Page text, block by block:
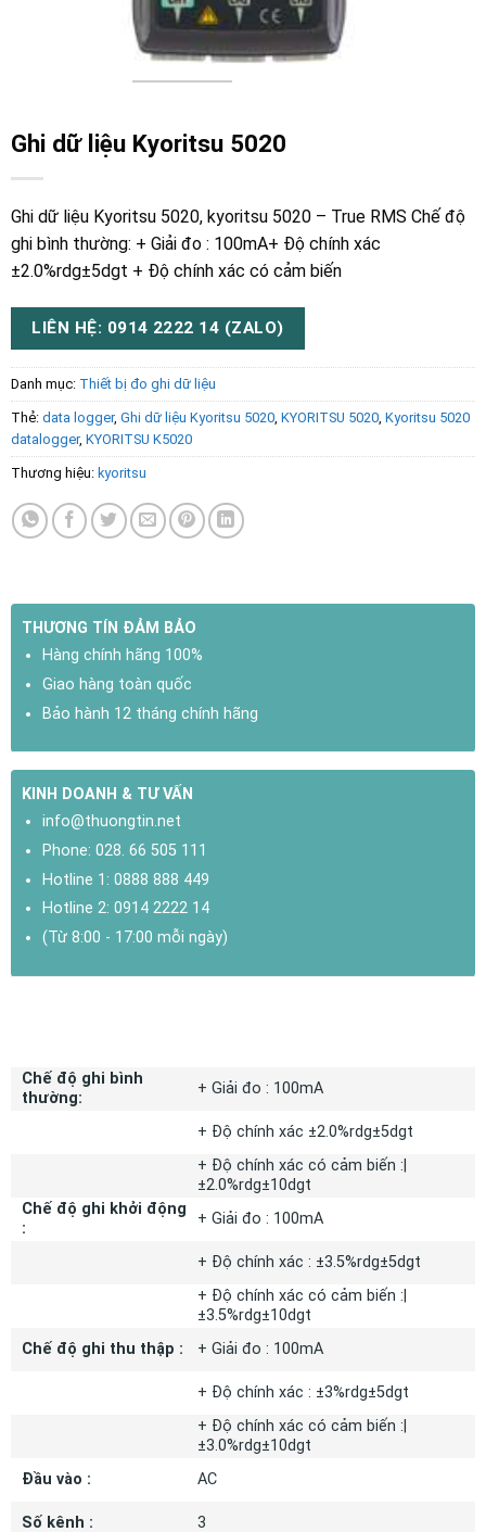
Ghi dữ liệu Kyoritsu 5020
Ghi dữ liệu Kyoritsu 5020, kyoritsu 5020 – True RMS Chế độ
ghi bình thường: + Giải đo : 100mA+ Độ chính xác
±2.0%rdg±5dgt + Độ chính xác có cảm biến
LIÊN HỆ: 0914 2222 14 (ZALO)
Danh mục: Thiết bị đo ghi dữ liệu
Thẻ: data logger, Ghi dữ liệu Kyoritsu 5020, KYORITSU 5020, Kyoritsu 5020
datalogger, KYORITSU K5020
Thương hiệu: kyoritsu
THƯƠNG TÍN ĐẢM BẢO
Hàng chính hãng 100%
Giao hàng toàn quốc
Bảo hành 12 tháng chính hãng
KINH DOANH & TƯ VẤN
info@thuongtin.net
Phone: 028. 66 505 111
Hotline 1: 0888 888 449
Hotline 2: 0914 2222 14
(Từ 8:00 - 17:00 mỗi ngày)
Chế độ ghi bình
thường:
+ Giải đo : 100mA
+ Độ chính xác ±2.0%rdg±5dgt
+ Độ chính xác có cảm biến :|
±2.0%rdg±10dgt
Chế độ ghi khởi động
:
+ Giải đo : 100mA
+ Độ chính xác : ±3.5%rdg±5dgt
+ Độ chính xác có cảm biến :|
±3.5%rdg±10dgt
Chế độ ghi thu thập :
+ Giải đo : 100mA
+ Độ chính xác : ±3%rdg±5dgt
+ Độ chính xác có cảm biến :|
±3.0%rdg±10dgt
Đầu vào :
AC
Số kênh : 3